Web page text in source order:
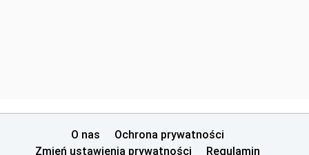
O nas
Ochrona prywatności
Zmień ustawienia prywatności
Regulamin